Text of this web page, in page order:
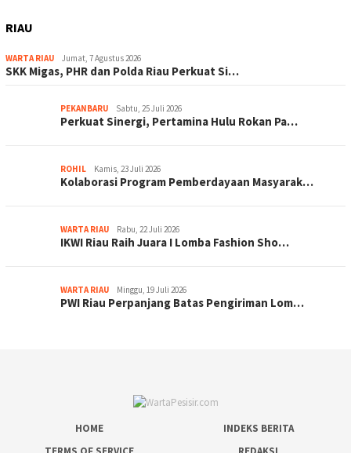
RIAU
WARTA RIAU Jumat, 7 Agustus 2026
SKK Migas, PHR dan Polda Riau Perkuat Si…
PEKANBARU Sabtu, 25 Juli 2026
Perkuat Sinergi, Pertamina Hulu Rokan Pa…
ROHIL Kamis, 23 Juli 2026
Kolaborasi Program Pemberdayaan Masyarak…
WARTA RIAU Rabu, 22 Juli 2026
IKWI Riau Raih Juara I Lomba Fashion Sho…
WARTA RIAU Minggu, 19 Juli 2026
PWI Riau Perpanjang Batas Pengiriman Lom…
HOME
INDEKS BERITA